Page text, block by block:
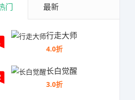
门 最新
行走大师
4.0折
长白觉醒
3.0折